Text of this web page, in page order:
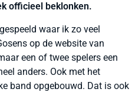
officieel beklonken.
waar ik zo veel
op de website van
een of twee spelers een
anders. Ook met het
band opgebouwd. Dat is ook